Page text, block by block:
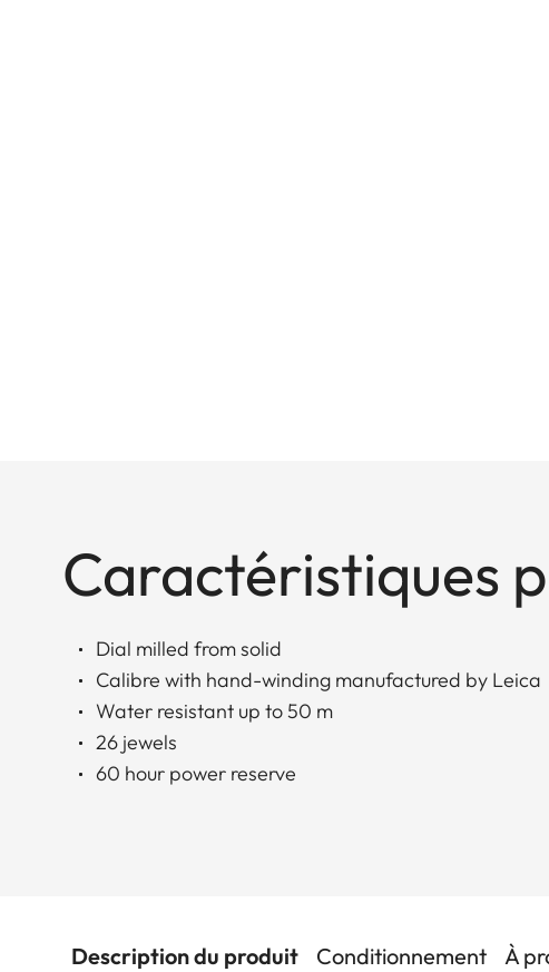
Caractéristiques
Dial milled from solid
Calibre with hand-winding manufactured by Leica
Water resistant up to 50 m
26 jewels
60 hour power reserve
Description du produit Conditionnement À